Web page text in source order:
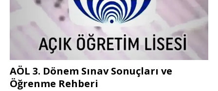
AÖL 3. Dönem Sınav Sonuçları ve
Öğrenme Rehberi